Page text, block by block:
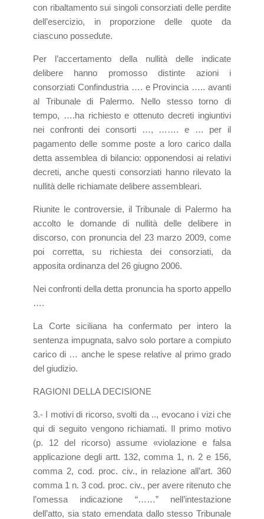
con ribaltamento sui singoli consorziati delle perdite
dell’esercizio, in proporzione delle quote da
ciascuno possedute.
Per l’accertamento della nullità delle indicate
delibere hanno promosso distinte azioni i
consorziati Confindustria …. e Provincia ….. avanti
al Tribunale di Palermo. Nello stesso torno di
tempo, ….ha richiesto e ottenuto decreti ingiuntivi
nei confronti dei consorti …, ……. e … per il
pagamento delle somme poste a loro carico dalla
detta assemblea di bilancio: opponendosi ai relativi
decreti, anche questi consorziati hanno rilevato la
nullità delle richiamate delibere assembleari.
Riunite le controversie, il Tribunale di Palermo ha
accolto le domande di nullità delle delibere in
discorso, con pronuncia del 23 marzo 2009, come
poi corretta, su richiesta dei consorziati, da
apposita ordinanza del 26 giugno 2006.
Nei confronti della detta pronuncia ha sporto appello
….
La Corte siciliana ha confermato per intero la
sentenza impugnata, salvo solo portare a compiuto
carico di … anche le spese relative al primo grado
del giudizio.
RAGIONI DELLA DECISIONE
3.- I motivi di ricorso, svolti da .., evocano i vizi che
qui di seguito vengono richiamati. Il primo motivo
(p. 12 del ricorso) assume «violazione e falsa
applicazione degli artt. 132, comma 1, n. 2 e 156,
comma 2, cod. proc. civ., in relazione all’art. 360
comma 1 n. 3 cod. proc. civ., per avere ritenuto che
l’omessa indicazione “……” nell’intestazione
dell’atto, sia stato emendata dallo stesso Tribunale